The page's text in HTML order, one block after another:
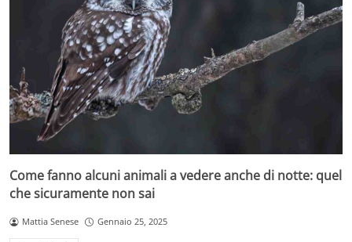
Come fanno alcuni animali a vedere anche di notte: quel
che sicuramente non sai
Mattia Senese Gennaio 25, 2025